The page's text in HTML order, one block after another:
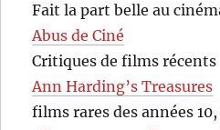
Fait la part belle au
Abus de Ciné
Critiques de films récents
Ann Harding’s Treasures
films rares des années